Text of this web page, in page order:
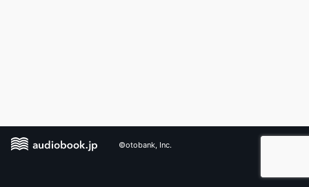
©otobank, Inc.